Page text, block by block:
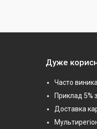
Дуже
Часто
Приклад 5%
Доставка